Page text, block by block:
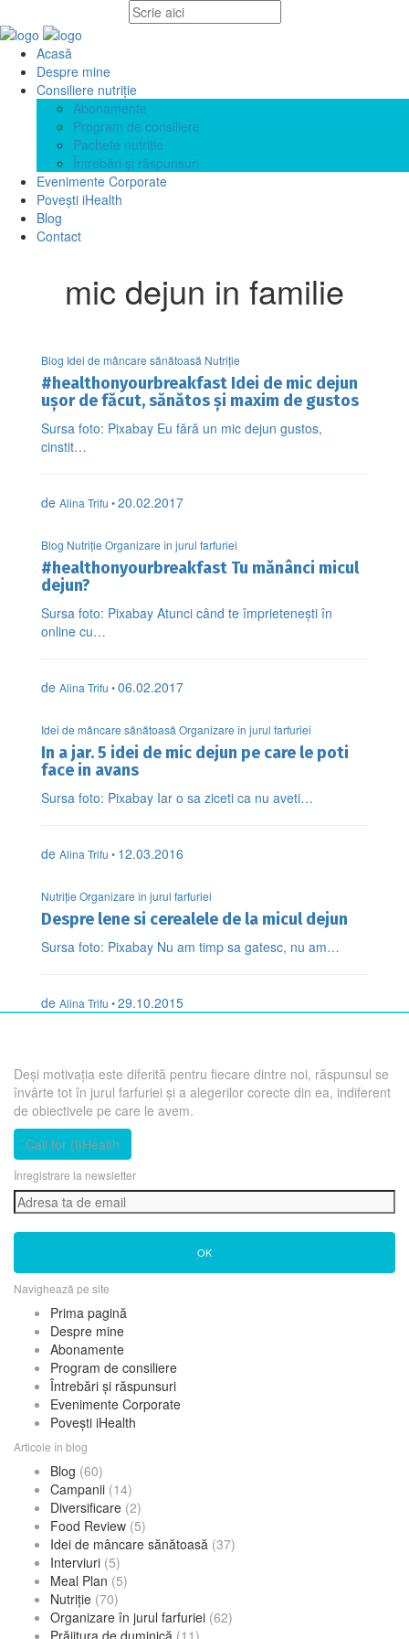
Acasă
Despre mine
Consiliere nutriție
Abonamente
Program de consiliere
Pachete nutriție
Întrebări și răspunsuri
Evenimente Corporate
Povești iHealth
Blog
Contact
mic dejun in familie
Blog Idei de mâncare sănătoasă Nutriție
#healthonyourbreakfast Idei de mic dejun
ușor de făcut, sănătos și maxim de gustos
Sursa foto: Pixabay Eu fără un mic dejun gustos,
cinstit…
de Alina Trifu •20.02.2017
Blog Nutriție Organizare în jurul farfuriei
#healthonyourbreakfast Tu mănânci micul
dejun?
Sursa foto: Pixabay Atunci când te împrietenești în
online cu…
de Alina Trifu •06.02.2017
Idei de mâncare sănătoasă Organizare în jurul farfuriei
In a jar. 5 idei de mic dejun pe care le poti
face in avans
Sursa foto: Pixabay Iar o sa ziceti ca nu aveti…
de Alina Trifu • 12.03.2016
Nutriție Organizare în jurul farfuriei
Despre lene si cerealele de la micul dejun
Sursa foto: Pixabay Nu am timp sa gatesc, nu am…
de Alina Trifu •29.10.2015
Deși motivația este diferită pentru fiecare dintre noi, răspunsul se
învârte tot în jurul farfuriei și a alegerilor corecte din ea, indiferent
de obiectivele pe care le avem.
Call for (i)Health
Înregistrare la newsletter
OK
Navighează pe site
Prima pagină
Despre mine
Abonamente
Program de consiliere
Întrebări și răspunsuri
Evenimente Corporate
Povești iHealth
Articole în blog
Blog (60)
Campanii (14)
Diversificare (2)
Food Review (5)
Idei de mâncare sănătoasă (37)
Interviuri (5)
Meal Plan (5)
Nutriție (70)
Organizare în jurul farfuriei (62)
Prăjitura de duminică (11)